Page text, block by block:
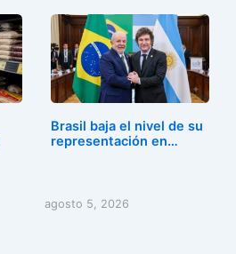
Brasil baja el nivel de su
representación en…
agosto 5, 2026